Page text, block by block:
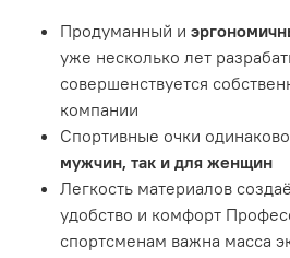
Продуманный и
уже несколько лет
совершенствуется
компании
Спортивные очки
мужчин, так и для женщин
Легкость материалов
удобство и комфорт
спортсменам важна масса